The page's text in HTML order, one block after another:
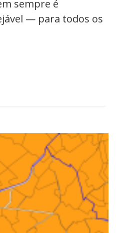
sempre é
— para todos os